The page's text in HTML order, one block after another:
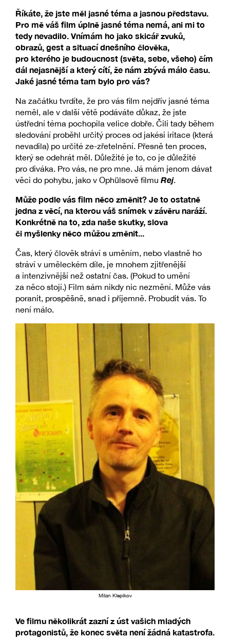
Říkáte, že jste měl jasné téma a jasnou představu.
Pro mě váš film úplně jasné téma nemá, ani mi to
tedy nevadilo. Vnímám ho jako skicář zvuků,
obrazů, gest a situací dnešního člověka,
pro kterého je budoucnost (světa, sebe, všeho) čím
dál nejasnější a který cítí, že nám zbývá málo času.
Jaké jasné téma tam bylo pro vás?
Na začátku tvrdíte, že pro vás film nejdřív jasné téma
neměl, ale v další větě podáváte důkaz, že jste
ústřední téma pochopila velice dobře. Čili tady během
sledování proběhl určitý proces od jakési iritace (která
nevadila) po určité ze-zřetelnění. Přesně ten proces,
který se odehrát měl. Důležité je to, co je důležité
pro diváka. Pro vás, ne pro mne. Já mám jenom dávat
věci do pohybu, jako v Ophülsově filmu Rej.
Může podle vás film něco změnit? Je to ostatně
jedna z věcí, na kterou váš snímek v závěru naráží.
Konkrétně na to, zda naše skutky, slova
či myšlenky něco můžou změnit...
Čas, který člověk stráví s uměním, nebo vlastně ho
stráví v uměleckém díle, je mnohem zjitřenější
a intenzivnější než ostatní čas. (Pokud to umění
za něco stojí.) Film sám nikdy nic nezmění. Může vás
poranit, prospěšně, snad i příjemně. Probudit vás. To
není málo.
Milan Klepikov
Ve filmu několikrát zazní z úst vašich mladých
protagonistů, že konec světa není žádná katastrofa.